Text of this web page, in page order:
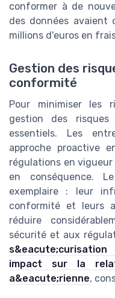
conformer à de
des données avaient
millions d'euros en
Gestion des
conformité
Pour minimiser les
gestion des
essentiels. Les
approche proactive
régulations en
en conséquence.
exemplaire : leur
conformité et leurs
réduire
sécurité et aux
impact sur la
a&eacute;rienne,